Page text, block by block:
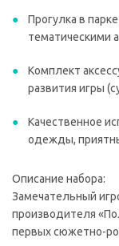
Прогулка в
тематическими
Комплект
развития игры
Качественное
одежды,
Описание набора:
Замечательный
производителя
первых сюжетно-